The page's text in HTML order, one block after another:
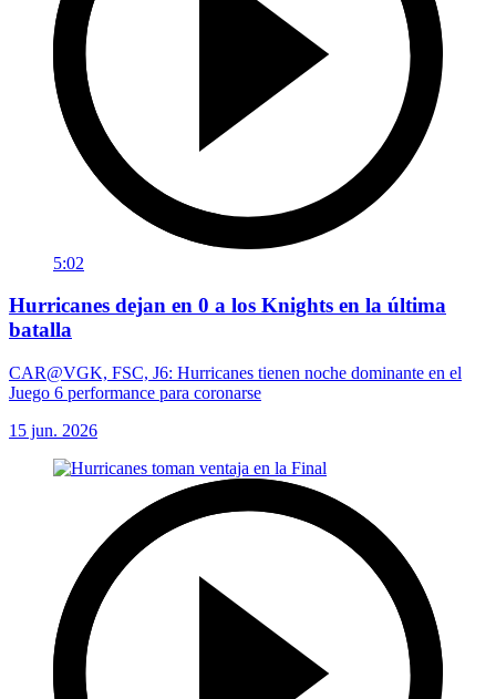
5:02
Hurricanes dejan en 0 a los Knights en la última
batalla
CAR@VGK, FSC, J6: Hurricanes tienen noche dominante en el
Juego 6 performance para coronarse
15 jun. 2026